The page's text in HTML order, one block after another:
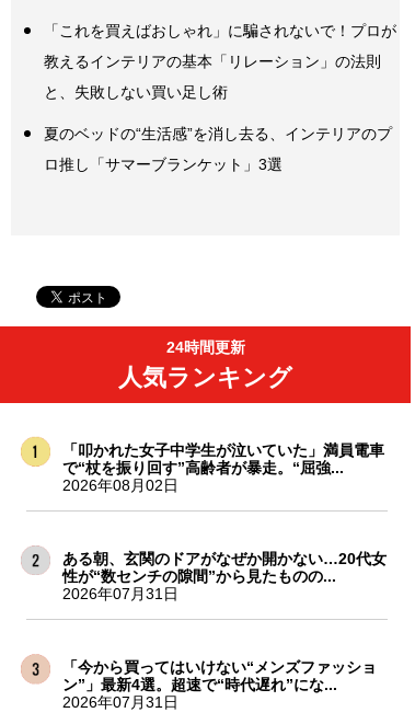
「これを買えばおしゃれ」に騙されないで！プロが
教えるインテリアの基本「リレーション」の法則
と、失敗しない買い足し術
夏のベッドの“生活感”を消し去る、インテリアのプ
ロ推し「サマーブランケット」3選
24時間更新
人気ランキング
「叩かれた女子中学生が泣いていた」満員電車
で“杖を振り回す”高齢者が暴走。“屈強...
2026年08月02日
ある朝、玄関のドアがなぜか開かない…20代女
性が“数センチの隙間”から見たものの...
2026年07月31日
「今から買ってはいけない“メンズファッショ
ン”」最新4選。超速で“時代遅れ”にな...
2026年07月31日